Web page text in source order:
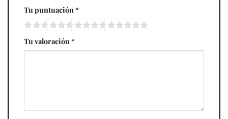
Tu puntuación*
Tu valoración*